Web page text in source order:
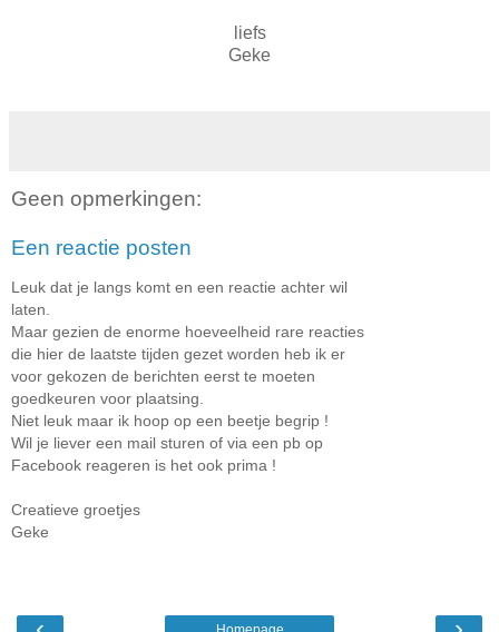
liefs
Geke
Geen opmerkingen:
Een reactie posten
Leuk dat je langs komt en een reactie achter wil
laten.
Maar gezien de enorme hoeveelheid rare reacties
die hier de laatste tijden gezet worden heb ik er
voor gekozen de berichten eerst te moeten
goedkeuren voor plaatsing.
Niet leuk maar ik hoop op een beetje begrip !
Wil je liever een mail sturen of via een pb op
Facebook reageren is het ook prima !
Creatieve groetjes
Geke